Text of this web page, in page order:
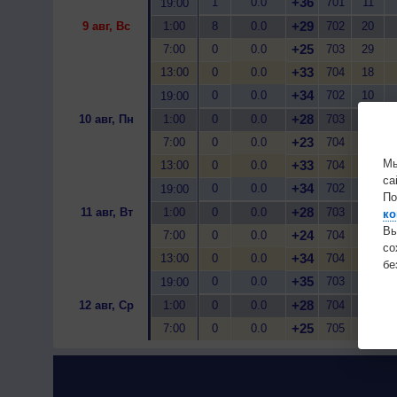
19:00
9 авг, Вс
1:00 8 0.0 +29 702 20
7:00
0 0.0 +25 703 29
13:00
0 0.0 +33 704 18
19:00
0 0.0 +34 702 10
10 авг, Пн
1:00 0 0.0 +28 703
7:00
0 0.0 +23 704
13:00
0 0.0 +33 704
19:00
0 0.0 +34 702
11 авг, Вт
1:00 0 0.0 +28 703
7:00
0 0.0 +24 704
13:00
0 0.0 +34 704
19:00
0 0.0 +35 703
12 авг, Ср
1:00 0 0.0 +28 704
7:00
0 0.0 +25 705